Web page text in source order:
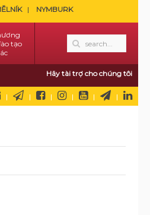
NYMBURK
tạo
Hãy tài trợ cho chúng tôi